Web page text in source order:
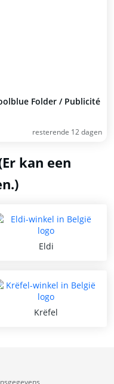
Folder / Publicité
resterende 12 dagen
kan een
Eldi
Krëfel